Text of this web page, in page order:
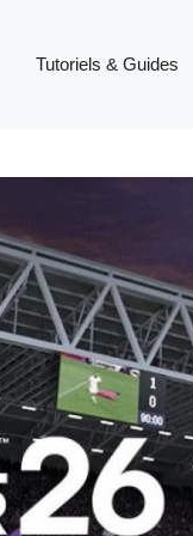
Tutoriels & Guides